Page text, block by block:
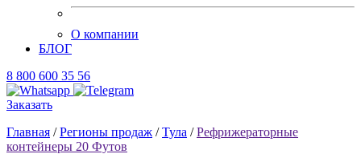
О компании
БЛОГ
8 800 600 35 56
Заказать
Главная /Регионы продаж /Тула /Рефрижераторные
контейнеры 20 Футов